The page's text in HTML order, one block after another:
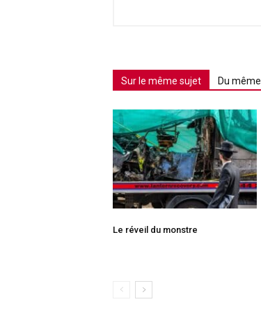
Sur le même sujet Du
Le réveil du monstre